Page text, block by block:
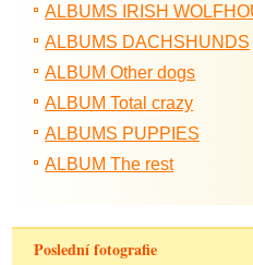
ALBUMS IRISH
ALBUMS DACHSHUNDS
ALBUM Other dogs
ALBUM Total crazy
ALBUMS PUPPIES
ALBUM The rest
Poslední fotografie